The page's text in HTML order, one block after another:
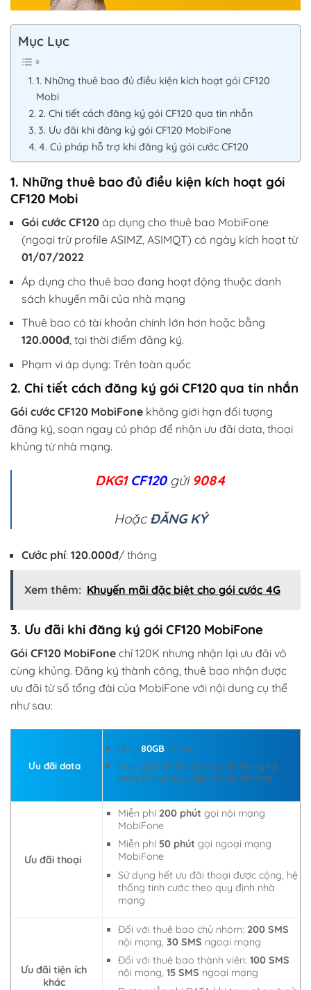
Mục Lục
1. Những thuê bao đủ điều kiện kích hoạt gói CF120
Mobi
2. Chi tiết cách đăng ký gói CF120 qua tin nhắn
3. Ưu đãi khi đăng ký gói CF120 MobiFone
4. Cú pháp hỗ trợ khi đăng ký gói cước CF120
1. Những thuê bao đủ điều kiện kích hoạt gói
CF120 Mobi
Gói cước CF120 áp dụng cho thuê bao MobiFone
(ngoại trừ profile ASIMZ, ASIMQT) có ngày kích hoạt từ
01/07/2022
Áp dụng cho thuê bao đang hoạt động thuộc danh
sách khuyến mãi của nhà mạng
Thuê bao có tài khoản chính lớn hơn hoặc bằng
120.000đ, tại thời điểm đăng ký.
Phạm vi áp dụng: Trên toàn quốc
2. Chi tiết cách đăng ký gói CF120 qua tin nhắn
Gói cước CF120 MobiFone không giới hạn đối tượng
đăng ký, soạn ngay cú pháp để nhận ưu đãi data, thoại
khủng từ nhà mạng.
DKG1 CF120gửi 9084
HoặcĐĂNG KÝ
Cước phí: 120.000đ/ tháng
Xem thêm: Khuyến mãi đặc biệt cho gói cước 4G
3. Ưu đãi khi đăng ký gói CF120 MobiFone
Gói CF120 MobiFone chỉ 120K nhưng nhận lại ưu đãi vô
cùng khủng. Đăng ký thành công, thuê bao nhận được
ưu đãi từ số tổng đài của MobiFone với nội dung cụ thể
như sau:
Ưu đãi data
Tặng80GB/tháng
Truy cập hết tốc độ cao hệ thống hạ
băng thông truy cập tốc độ thường
Ưu đãi thoại
Miễn phí 200 phút gọi nội mạng
MobiFone
Miễn phí 50 phút gọi ngoại mạng
MobiFone
Sử dụng hết ưu đãi thoại được cộng, hệ
thống tính cước theo quy định nhà
mạng
Ưu đãi tiện ích
khác
Đối với thuê bao chủ nhóm: 200 SMS
nội mạng, 30 SMS ngoại mạng
Đối với thuê bao thành viên: 100 SMS
nội mạng, 15 SMS ngoại mạng